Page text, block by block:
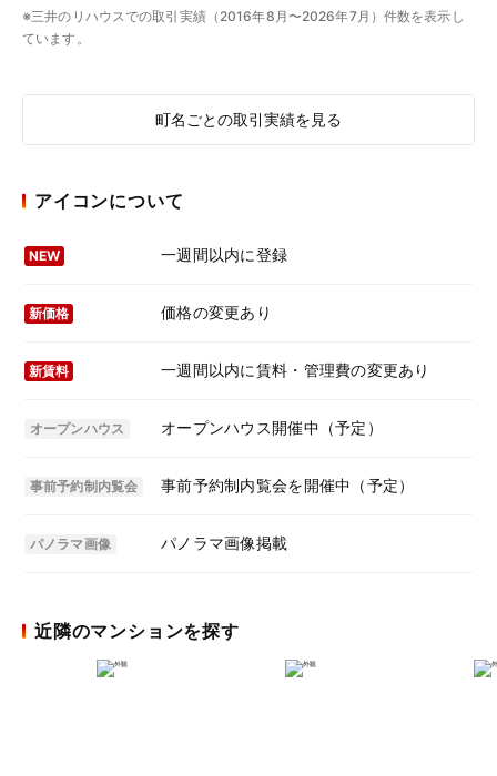
※三井のリハウスでの取引実績（2016年8月〜2026年7月）件数を表示し
ています。
町名ごとの取引実績を見る
アイコンについて
NEW 一週間以内に登録
新価格 価格の変更あり
新賃料 一週間以内に賃料・管理費の変更あり
オープンハウス オープンハウス開催中（予定）
事前予約制内覧会 事前予約制内覧会を開催中（予定）
パノラマ画像 パノラマ画像掲載
近隣のマンションを探す